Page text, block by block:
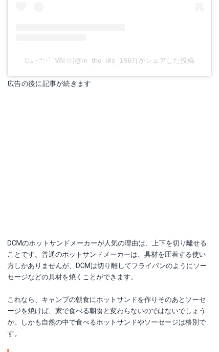
.｡･:*:･ﾟ`VAI☆(@in_the_life_1967)がシェアした投稿
広告の後に記事が続きます
DCMのホットサンドメーカーが人気の理由は、上下を切り離せる
ことです。普通のホットサンドメーカーは、具材を圧着する使い
方しかありませんが、DCMは切り離してフライパンのようにソー
セージなどの具材を焼くことができます。
これなら、キャンプの朝食にホットサンドを作りそのあとソーセ
ージを焼けば、家で食べる朝食と変わらないのではないでしょう
か。しかも自然の中で食べるホットサンドやソーセージは格別で
す。